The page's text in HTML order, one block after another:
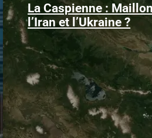
La Caspienne :
l’Iran et l’Ukraine ?
Samedi 25
ukrainiens
mer